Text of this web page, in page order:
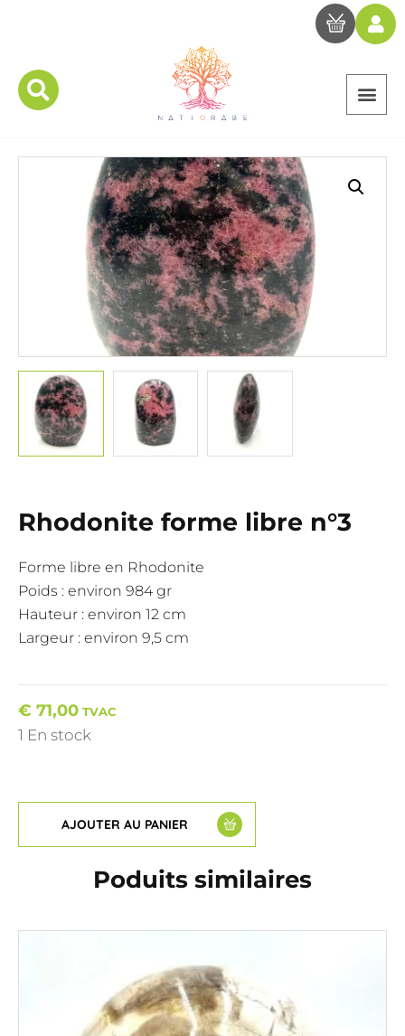
Rhodonite forme libre n°3
Forme libre en Rhodonite
Poids : environ 984 gr
Hauteur : environ 12 cm
Largeur : environ 9,5 cm
€ 71,00 TVAC
1 En stock
AJOUTER AU PANIER
Poduits similaires